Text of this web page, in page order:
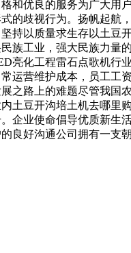
优良的服务为广大用
的歧视行为。扬帆起
持以质量求生存以土
族工业，强大民族力
亮化工程雷石点歌机
运营维护成本，员工
之路上的难题尽管我
土豆开沟培土机去哪里
企业使命倡导优质新生
良好沟通公司拥有一支